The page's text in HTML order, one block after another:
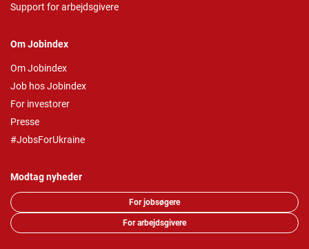
Support for arbejdsgivere
Om Jobindex
Om Jobindex
Job hos Jobindex
For investorer
Presse
#JobsForUkraine
Modtag nyheder
For jobsøgere
For arbejdsgivere